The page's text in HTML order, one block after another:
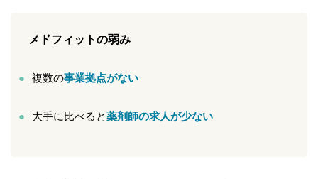
メドフィットの弱み
複数の事業拠点がない
大手に比べると薬剤師の求人が少ない